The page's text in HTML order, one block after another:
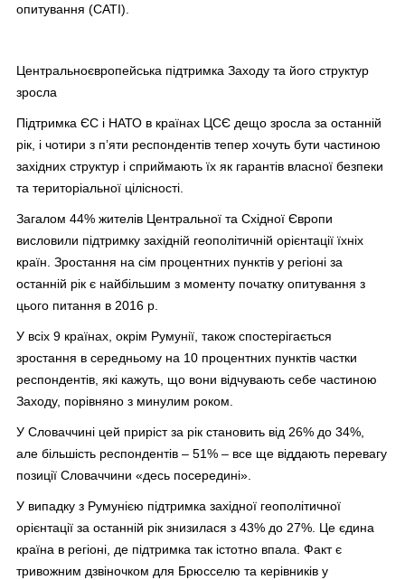
опитування (CATI).
Центральноєвропейська підтримка Заходу та його структур
зросла
Підтримка ЄС і НАТО в країнах ЦСЄ дещо зросла за останній
рік, і чотири з п’яти респондентів тепер хочуть бути частиною
західних структур і сприймають їх як гарантів власної безпеки
та територіальної цілісності.
Загалом 44% жителів Центральної та Східної Європи
висловили підтримку західній геополітичній орієнтації їхніх
країн. Зростання на сім процентних пунктів у регіоні за
останній рік є найбільшим з моменту початку опитування з
цього питання в 2016 р.
У всіх 9 країнах, окрім Румунії, також спостерігається
зростання в середньому на 10 процентних пунктів частки
респондентів, які кажуть, що вони відчувають себе частиною
Заходу, порівняно з минулим роком.
У Словаччині цей приріст за рік становить від 26% до 34%,
але більшість респондентів – 51% – все ще віддають перевагу
позиції Словаччини «десь посередині».
У випадку з Румунією підтримка західної геополітичної
орієнтації за останній рік знизилася з 43% до 27%. Це єдина
країна в регіоні, де підтримка так істотно впала. Факт є
тривожним дзвіночком для Брюсселю та керівників у